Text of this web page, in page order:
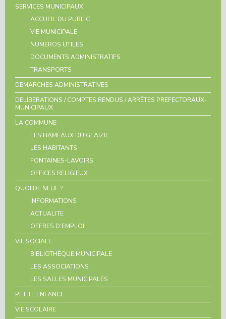
SERVICES MUNICIPAUX
ACCUEIL DU PUBLIC
VIE MUNICIPALE
NUMEROS UTILES
DOCUMENTS ADMINISTRATIFS
TRANSPORTS
DEMARCHES ADMINISTRATIVES
DELIBERATIONS / COMPTES RENDUS / ARRÊTES PREFECTORAUX-
MUNICIPAUX
LA COMMUNE
LES HAMEAUX DU GLAIZIL
LES HABITANTS
FONTAINES-LAVOIRS
OFFICES RELIGIEUX
QUOI DE NEUF ?
INFORMATIONS
ACTUALITE
OFFRES D’EMPLOI
VIE SOCIALE
BIBLIOTHÈQUE MUNICIPALE
LES ASSOCIATIONS
LES SALLES MUNICIPALES
PETITE ENFANCE
VIE SCOLAIRE